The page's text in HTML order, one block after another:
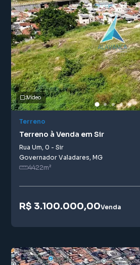
Vídeo
Terreno
Terreno à Venda em Sir
Rua Um, 0 - Sir
Governador Valadares, MG
4422m²
R$ 3.100.000,00Venda